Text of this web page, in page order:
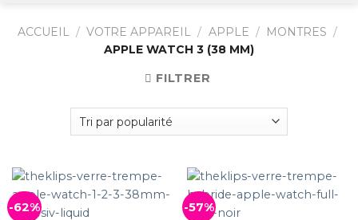
ACCUEIL / VOTRE APPAREIL / APPLE / MONTRES /
APPLE WATCH 3 (38 MM)
FILTRER
-62% -57%